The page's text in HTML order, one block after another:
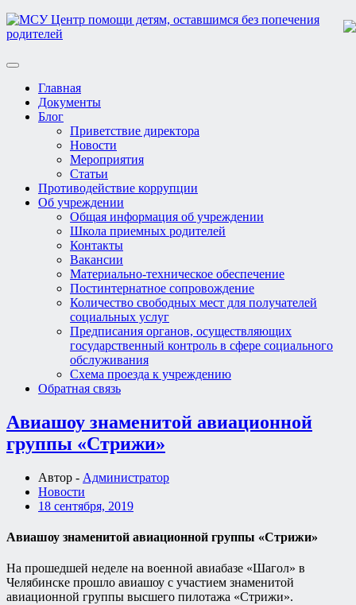
Toggle
navigationГлавная
Документы
Блог
Приветствие директора
Новости
Мероприятия
Статьи
Противодействие коррупции
Об учреждении
Общая информация об учреждении
Школа приемных родителей
Контакты
Вакансии
Материально-техническое обеспечение
Постинтернатное сопровождение
Количество свободных мест для получателей
социальных услуг
Предписания органов, осуществляющих
государственный контроль в сфере социального
обслуживания
Схема проезда к учреждению
Обратная связь
Авиашоу знаменитой авиационной
группы «Стрижи»
Автор - Администратор
Новости
18 сентября, 2019
Авиашоу знаменитой авиационной группы «Стрижи»
На прошедшей неделе на военной авиабазе «Шагол» в
Челябинске прошло авиашоу с участием знаменитой
авиационной группы высшего пилотажа «Стрижи».